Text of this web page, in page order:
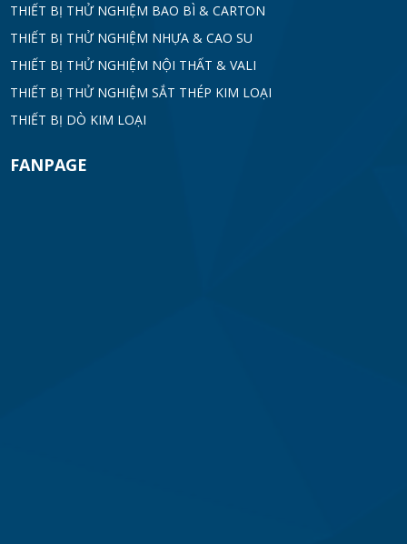
THIẾT BỊ THỬ NGHIỆM BAO BÌ & CARTON
THIẾT BỊ THỬ NGHIỆM NHỰA & CAO SU
THIẾT BỊ THỬ NGHIỆM NỘI THẤT & VALI
THIẾT BỊ THỬ NGHIỆM SẮT THÉP KIM LOẠI
THIẾT BỊ DÒ KIM LOẠI
FANPAGE